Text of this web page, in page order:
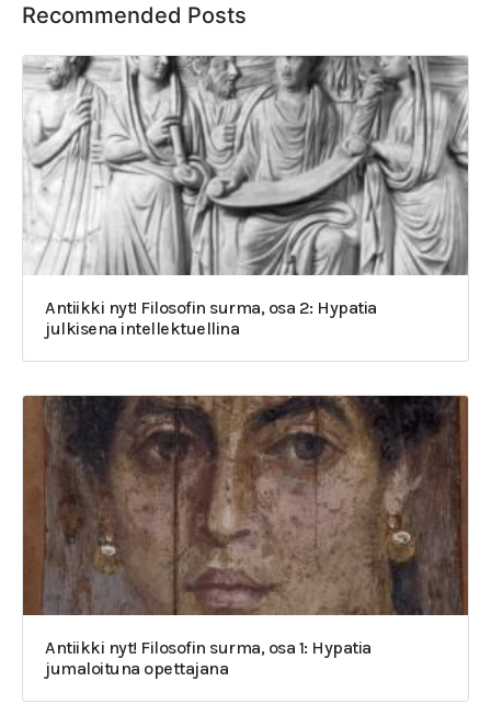
Recommended Posts
Antiikki nyt! Filosofin surma, osa 2: Hypatia
julkisena intellektuellina
Antiikki nyt! Filosofin surma, osa 1: Hypatia
jumaloituna opettajana